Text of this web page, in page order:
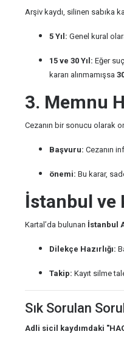
Arşiv kaydı, silinen sabıka
5 Yıl: Genel kural
15 ve 30 Yıl: Eğer
kararı alınmamışsa
3. Memnu
Cezanın bir sonucu olarak
Başvuru: Cezanın
önemi: Bu karar,
İstanbul ve
Kartal’da bulunan İstanbul
Dilekçe Hazırlığı:
Takip: Kayıt silme
Sık Sorulan
Adli sicil kaydımdaki